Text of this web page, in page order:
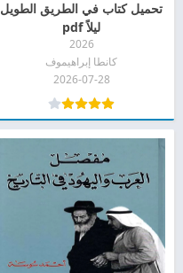
تحميل كتاب في الطريق الطويل
ليلاً pdf
2026
كانطا إبراهيموف
2026-07-28